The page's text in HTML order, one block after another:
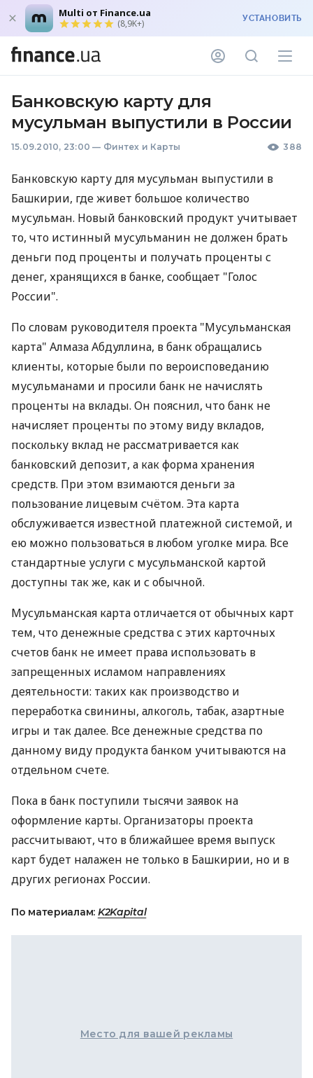
Multi от Finance.ua
(8,9K+) УСТАНОВИТЬ
Банковскую карту для
мусульман выпустили в России
15.09.2010, 23:00 — Финтех и Карты 388
Банковскую карту для мусульман выпустили в
Башкирии, где живет большое количество
мусульман. Новый банковский продукт учитывает
то, что истинный мусульманин не должен брать
деньги под проценты и получать проценты с
денег, хранящихся в банке, сообщает "Голос
России".
По словам руководителя проекта "Мусульманская
карта" Алмаза Абдуллина, в банк обращались
клиенты, которые были по вероисповеданию
мусульманами и просили банк не начислять
проценты на вклады. Он пояснил, что банк не
начисляет проценты по этому виду вкладов,
поскольку вклад не рассматривается как
банковский депозит, а как форма хранения
средств. При этом взимаются деньги за
пользование лицевым счётом. Эта карта
обслуживается известной платежной системой, и
ею можно пользоваться в любом уголке мира. Все
стандартные услуги с мусульманской картой
доступны так же, как и с обычной.
Мусульманская карта отличается от обычных карт
тем, что денежные средства с этих карточных
счетов банк не имеет права использовать в
запрещенных исламом направлениях
деятельности: таких как производство и
переработка свинины, алкоголь, табак, азартные
игры и так далее. Все денежные средства по
данному виду продукта банком учитываются на
отдельном счете.
Пока в банк поступили тысячи заявок на
оформление карты. Организаторы проекта
рассчитывают, что в ближайшее время выпуск
карт будет налажен не только в Башкирии, но и в
других регионах России.
По материалам: K2Kapital
Место для вашей рекламы